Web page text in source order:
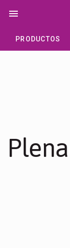
menu
PRODUCTOS